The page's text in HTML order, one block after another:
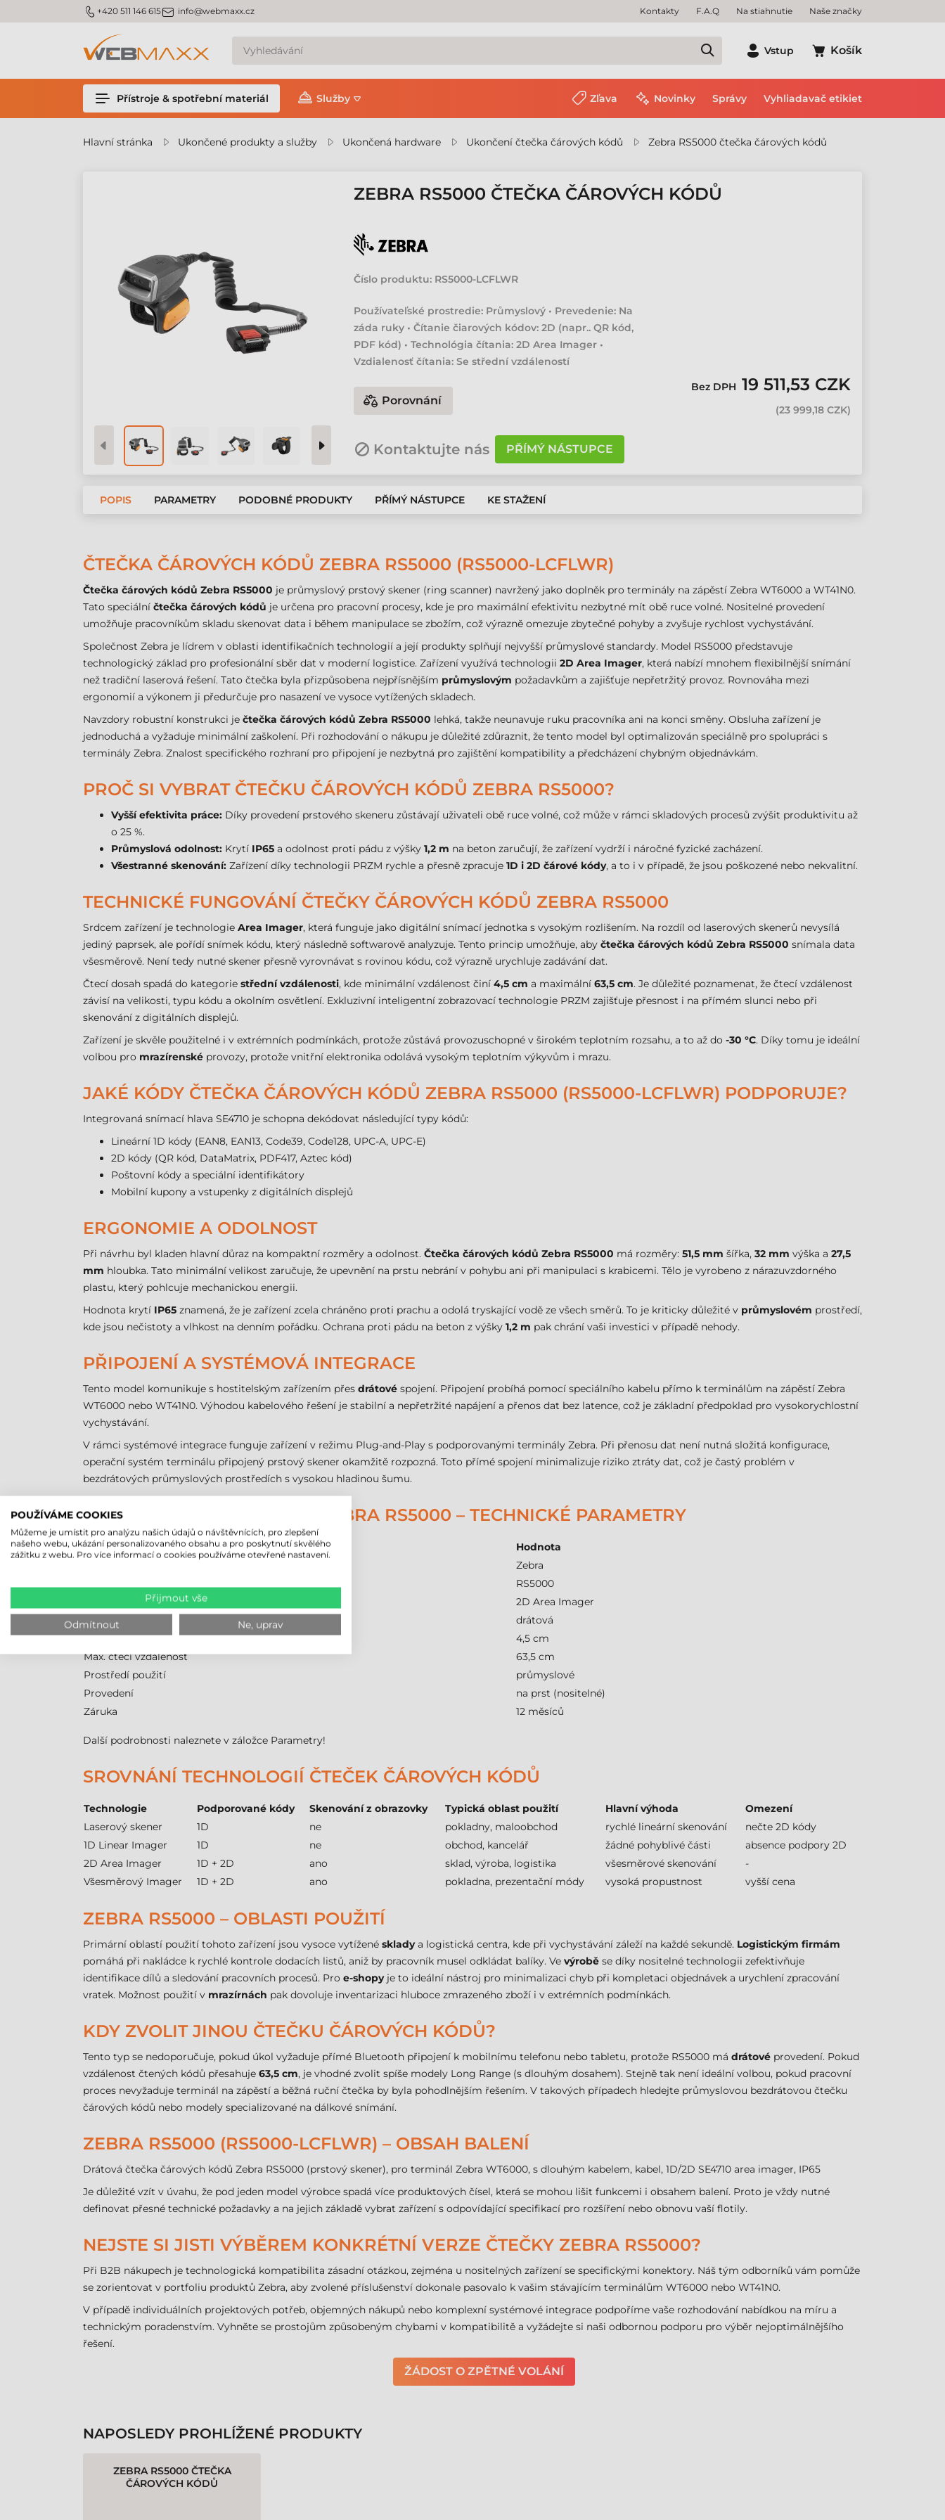
m_phone +420 511 146 615m_email info@webmaxx.cz Kontakty F.A.Q Na stiahnutie Naše značky
Vstup Košík
Přístroje & spotřební materiál Služby Zľava Novinky Správy Vyhliadavač etikiet
Hlavní stránka Ukončené produkty a služby Ukončená hardware Ukončení čtečka čárových kódů Zebra RS5000 čtečka čárových kódů
ZEBRA RS5000 ČTEČKA ČÁROVÝCH KÓDŮ
Číslo produktu: RS5000-LCFLWR
Používateľské prostredie: Průmyslový • Prevedenie: Na
záda ruky • Čítanie čiarových kódov: 2D (napr.. QR kód,
PDF kód) • Technológia čítania: 2D Area Imager •
Vzdialenosť čítania: Se střední vzdáleností
Porovnání
Bez DPH 19 511,53 CZK
(23 999,18 CZK)
Kontaktujte nás PŘÍMÝ NÁSTUPCE
POPIS PARAMETRY PODOBNÉ PRODUKTY PŘÍMÝ NÁSTUPCE KE STAŽENÍ
ČTEČKA ČÁROVÝCH KÓDŮ ZEBRA RS5000 (RS5000-LCFLWR)
Čtečka čárových kódů Zebra RS5000 je průmyslový prstový skener (ring scanner) navržený jako doplněk pro terminály na zápěstí Zebra WT6000 a WT41N0.
Tato speciální čtečka čárových kódů je určena pro pracovní procesy, kde je pro maximální efektivitu nezbytné mít obě ruce volné. Nositelné provedení
umožňuje pracovníkům skladu skenovat data i během manipulace se zbožím, což výrazně omezuje zbytečné pohyby a zvyšuje rychlost vychystávání.
Společnost Zebra je lídrem v oblasti identifikačních technologií a její produkty splňují nejvyšší průmyslové standardy. Model RS5000 představuje
technologický základ pro profesionální sběr dat v moderní logistice. Zařízení využívá technologii 2D Area Imager, která nabízí mnohem flexibilnější snímání
než tradiční laserová řešení. Tato čtečka byla přizpůsobena nejpřísnějším průmyslovým požadavkům a zajišťuje nepřetržitý provoz. Rovnováha mezi
ergonomií a výkonem ji předurčuje pro nasazení ve vysoce vytížených skladech.
Navzdory robustní konstrukci je čtečka čárových kódů Zebra RS5000 lehká, takže neunavuje ruku pracovníka ani na konci směny. Obsluha zařízení je
jednoduchá a vyžaduje minimální zaškolení. Při rozhodování o nákupu je důležité zdůraznit, že tento model byl optimalizován speciálně pro spolupráci s
terminály Zebra. Znalost specifického rozhraní pro připojení je nezbytná pro zajištění kompatibility a předcházení chybným objednávkám.
PROČ SI VYBRAT ČTEČKU ČÁROVÝCH KÓDŮ ZEBRA RS5000?
Vyšší efektivita práce: Díky provedení prstového skeneru zůstávají uživateli obě ruce volné, což může v rámci skladových procesů zvýšit produktivitu až
o 25 %.
Průmyslová odolnost: Krytí IP65 a odolnost proti pádu z výšky 1,2 m na beton zaručují, že zařízení vydrží i náročné fyzické zacházení.
Všestranné skenování: Zařízení díky technologii PRZM rychle a přesně zpracuje 1D i 2D čárové kódy, a to i v případě, že jsou poškozené nebo nekvalitní.
TECHNICKÉ FUNGOVÁNÍ ČTEČKY ČÁROVÝCH KÓDŮ ZEBRA RS5000
Srdcem zařízení je technologie Area Imager, která funguje jako digitální snímací jednotka s vysokým rozlišením. Na rozdíl od laserových skenerů nevysílá
jediný paprsek, ale pořídí snímek kódu, který následně softwarově analyzuje. Tento princip umožňuje, aby čtečka čárových kódů Zebra RS5000 snímala data
všesměrově. Není tedy nutné skener přesně vyrovnávat s rovinou kódu, což výrazně urychluje zadávání dat.
Čtecí dosah spadá do kategorie střední vzdálenosti, kde minimální vzdálenost činí 4,5 cm a maximální 63,5 cm. Je důležité poznamenat, že čtecí vzdálenost
závisí na velikosti, typu kódu a okolním osvětlení. Exkluzivní inteligentní zobrazovací technologie PRZM zajišťuje přesnost i na přímém slunci nebo při
skenování z digitálních displejů.
Zařízení je skvěle použitelné i v extrémních podmínkách, protože zůstává provozuschopné v širokém teplotním rozsahu, a to až do -30 °C. Díky tomu je ideální
volbou pro mrazírenské provozy, protože vnitřní elektronika odolává vysokým teplotním výkyvům i mrazu.
JAKÉ KÓDY ČTEČKA ČÁROVÝCH KÓDŮ ZEBRA RS5000 (RS5000-LCFLWR) PODPORUJE?
Integrovaná snímací hlava SE4710 je schopna dekódovat následující typy kódů:
Lineární 1D kódy (EAN8, EAN13, Code39, Code128, UPC-A, UPC-E)
2D kódy (QR kód, DataMatrix, PDF417, Aztec kód)
Poštovní kódy a speciální identifikátory
Mobilní kupony a vstupenky z digitálních displejů
ERGONOMIE A ODOLNOST
Při návrhu byl kladen hlavní důraz na kompaktní rozměry a odolnost. Čtečka čárových kódů Zebra RS5000 má rozměry: 51,5 mm šířka, 32 mm výška a 27,5
mm hloubka. Tato minimální velikost zaručuje, že upevnění na prstu nebrání v pohybu ani při manipulaci s krabicemi. Tělo je vyrobeno z nárazuvzdorného
plastu, který pohlcuje mechanickou energii.
Hodnota krytí IP65 znamená, že je zařízení zcela chráněno proti prachu a odolá tryskající vodě ze všech směrů. To je kriticky důležité v průmyslovém prostředí,
kde jsou nečistoty a vlhkost na denním pořádku. Ochrana proti pádu na beton z výšky 1,2 m pak chrání vaši investici v případě nehody.
PŘIPOJENÍ A SYSTÉMOVÁ INTEGRACE
Tento model komunikuje s hostitelským zařízením přes drátové spojení. Připojení probíhá pomocí speciálního kabelu přímo k terminálům na zápěstí Zebra
WT6000 nebo WT41N0. Výhodou kabelového řešení je stabilní a nepřetržité napájení a přenos dat bez latence, což je základní předpoklad pro vysokorychlostní
vychystávání.
V rámci systémové integrace funguje zařízení v režimu Plug-and-Play s podporovanými terminály Zebra. Při přenosu dat není nutná složitá konfigurace,
operační systém terminálu připojený prstový skener okamžitě rozpozná. Toto přímé spojení minimalizuje riziko ztráty dat, což je častý problém v
bezdrátových průmyslových prostředích s vysokou hladinou šumu.
ČTEČKA ČÁROVÝCH KÓDŮ ZEBRA RS5000 – TECHNICKÉ PARAMETRY
Parametr
Hodnota
Zebra
RS5000
Technologie skenování
2D Area Imager
Komunikace
drátová
Min. čtecí vzdálenost
4,5 cm
Max. čtecí vzdálenost
63,5 cm
Prostředí použití
průmyslové
Provedení
na prst (nositelné)
Záruka
12 měsíců
Další podrobnosti naleznete v záložce Parametry!
SROVNÁNÍ TECHNOLOGIÍ ČTEČEK ČÁROVÝCH KÓDŮ
Technologie Podporované kódy Skenování z obrazovky Typická oblast použití Hlavní výhoda
Omezení
Laserový skener
1D ne pokladny, maloobchod rychlé lineární skenování
nečte 2D kódy
1D Linear Imager
1D ne obchod, kancelář žádné pohyblivé části
absence podpory 2D
2D Area Imager
1D + 2D ano sklad, výroba, logistika všesměrové skenování
-
Všesměrový Imager
1D + 2D ano pokladna, prezentační módy vysoká propustnost vyšší cena
ZEBRA RS5000 – OBLASTI POUŽITÍ
Primární oblastí použití tohoto zařízení jsou vysoce vytížené skladya logistická centra, kde při vychystávání záleží na každé sekundě. Logistickým firmám
pomáhá při nakládce k rychlé kontrole dodacích listů, aniž by pracovník musel odkládat balíky. Ve výrobě se díky nositelné technologii zefektivňuje
identifikace dílů a sledování pracovních procesů. Pro e-shopyje to ideální nástroj pro minimalizaci chyb při kompletaci objednávek a urychlení zpracování
vratek. Možnost použití v mrazírnách pak dovoluje inventarizaci hluboce zmrazeného zboží i v extrémních podmínkách.
KDY ZVOLIT JINOU ČTEČKU ČÁROVÝCH KÓDŮ?
Tento typ se nedoporučuje, pokud úkol vyžaduje přímé Bluetooth připojení k mobilnímu telefonu nebo tabletu, protože RS5000 má drátové provedení. Pokud
vzdálenost čtených kódů přesahuje 63,5 cm, je vhodné zvolit spíše modely Long Range (s dlouhým dosahem). Stejně tak není ideální volbou, pokud pracovní
proces nevyžaduje terminál na zápěstí a běžná ruční čtečka by byla pohodlnějším řešením. V takových případech hledejte průmyslovou bezdrátovou čtečku
čárových kódů nebo modely specializované na dálkové snímání.
ZEBRA RS5000 (RS5000-LCFLWR) – OBSAH BALENÍ
Drátová čtečka čárových kódů Zebra RS5000 (prstový skener), pro terminál Zebra WT6000, s dlouhým kabelem, kabel, 1D/2D SE4710 area imager, IP65
Je důležité vzít v úvahu, že pod jeden model výrobce spadá více produktových čísel, která se mohou lišit funkcemi i obsahem balení. Proto je vždy nutné
definovat přesné technické požadavky a na jejich základě vybrat zařízení s odpovídající specifikací pro rozšíření nebo obnovu vaší flotily.
NEJSTE SI JISTI VÝBĚREM KONKRÉTNÍ VERZE ČTEČKY ZEBRA RS5000?
Při B2B nákupech je technologická kompatibilita zásadní otázkou, zejména u nositelných zařízení se specifickými konektory. Náš tým odborníků vám pomůže
se zorientovat v portfoliu produktů Zebra, aby zvolené příslušenství dokonale pasovalo k vašim stávajícím terminálům WT6000 nebo WT41N0.
V případě individuálních projektových potřeb, objemných nákupů nebo komplexní systémové integrace podpoříme vaše rozhodování nabídkou na míru a
technickým poradenstvím. Vyhněte se prostojům způsobeným chybami v kompatibilitě a vyžádejte si naši odbornou podporu pro výběr nejoptimálnějšího
řešení.
ŽÁDOST O ZPĚTNÉ VOLÁNÍ
NAPOSLEDY PROHLÍŽENÉ PRODUKTY
ZEBRA RS5000 ČTEČKA
ČÁROVÝCH KÓDŮ
POUŽÍVÁME COOKIES
Můžeme je umístit pro analýzu našich údajů o návštěvnících, pro zlepšení
našeho webu, ukázání personalizovaného obsahu a pro poskytnutí skvělého
zážitku z webu. Pro více informací o cookies používáme otevřené nastavení.
Přijmout vše
Odmítnout Ne, uprav